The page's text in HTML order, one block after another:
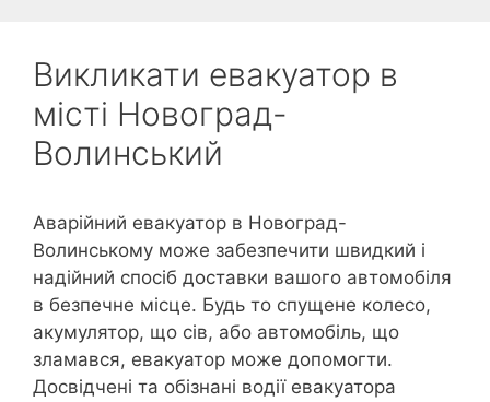
Викликати евакуатор в
місті Новоград-
Волинський
Аварійний евакуатор в Новоград-
Волинському може забезпечити швидкий і
надійний спосіб доставки вашого автомобіля
в безпечне місце. Будь то спущене колесо,
акумулятор, що сів, або автомобіль, що
зламався, евакуатор може допомогти.
Досвідчені та обізнані водії евакуатора